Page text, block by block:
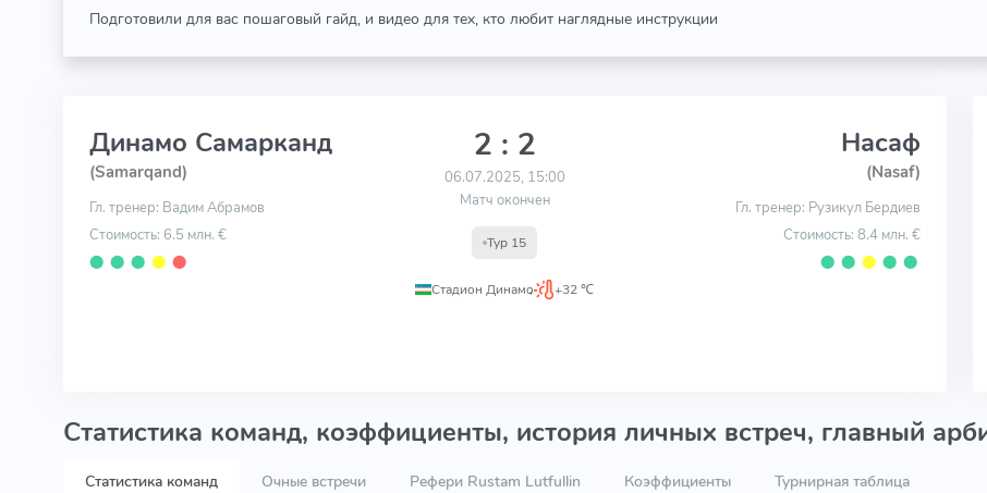
Подготовили для вас пошаговый гайд, и видео для тех, кто любит наглядные инструкции
Динамо Самарканд
(Samarqand)
Гл. тренер: Вадим Абрамов
Стоимость: 6.5 млн. €
⬤ ⬤ ⬤ ⬤ ⬤
2 : 2
06.07.2025, 15:00
Матч окончен
Тур 15
Стадион Динамо
, +32 ℃
Насаф
(Nasaf)
Гл. тренер: Рузикул Бердиев
Стоимость: 8.4 млн. €
⬤ ⬤ ⬤ ⬤ ⬤
Статистика команд, коэффициенты, история личных встреч, главный
Статистика команд Очные встречи Рефери Rustam Lutfullin Коэффициенты Турнирная таблица